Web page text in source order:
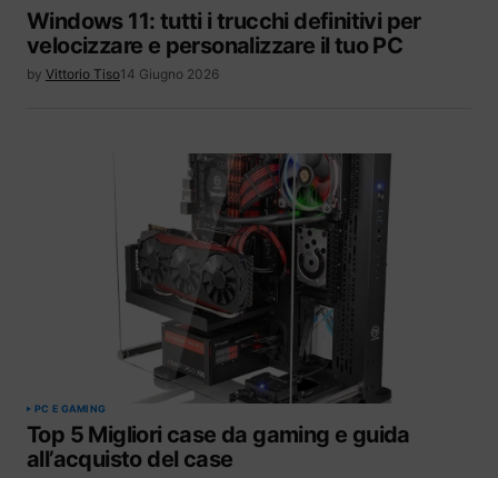
Windows 11: tutti i trucchi definitivi per
velocizzare e personalizzare il tuo PC
by Vittorio Tiso14 Giugno 2026
PC E GAMING
Top 5 Migliori case da gaming e guida
all’acquisto del case